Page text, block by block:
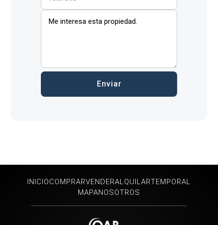
INICIOCOMPRARVENDERALQUILARTEMPORAL
MAPANOSOTROS